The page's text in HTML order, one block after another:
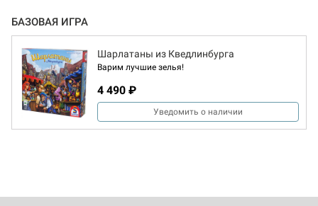
БАЗОВАЯ ИГРА
Шарлатаны из Кведлинбурга
Варим лучшие зелья!
4 490 ₽
Уведомить о наличии